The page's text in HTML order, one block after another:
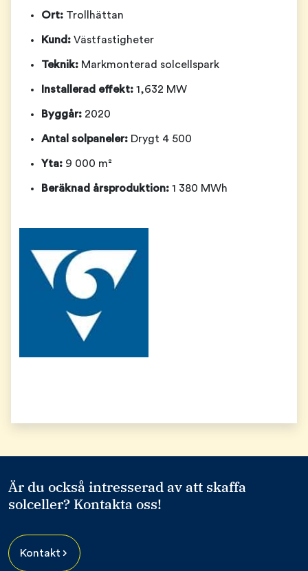
Ort: Trollhättan
Kund: Västfastigheter
Teknik: Markmonterad solcellspark
Installerad effekt: 1,632 MW
Byggår: 2020
Antal solpaneler: Drygt 4 500
Yta: 9 000 m²
Beräknad årsproduktion: 1 380 MWh
Är du också intresserad av att skaffa
solceller? Kontakta oss!
Kontakt